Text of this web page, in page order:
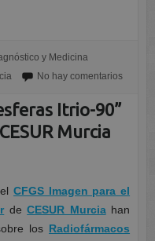
y Medicina
No hay comentarios
Itrio-90”
Murcia
CFGS Imagen para el
deCESUR Murciahan
los Radiofármacos